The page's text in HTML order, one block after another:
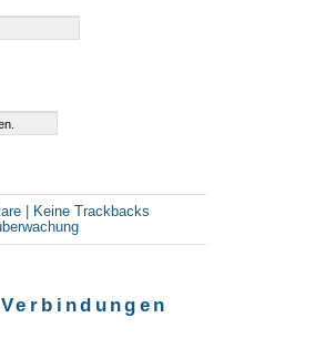
Keine Trackbacks